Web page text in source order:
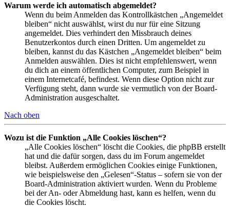
Warum werde ich automatisch abgemeldet?
Wenn du beim Anmelden das Kontrollkästchen „Angemeldet
bleiben“ nicht auswählst, wirst du nur für eine Sitzung
angemeldet. Dies verhindert den Missbrauch deines
Benutzerkontos durch einen Dritten. Um angemeldet zu
bleiben, kannst du das Kästchen „Angemeldet bleiben“ beim
Anmelden auswählen. Dies ist nicht empfehlenswert, wenn
du dich an einem öffentlichen Computer, zum Beispiel in
einem Internetcafé, befindest. Wenn diese Option nicht zur
Verfügung steht, dann wurde sie vermutlich von der Board-
Administration ausgeschaltet.
Nach oben
Wozu ist die Funktion „Alle Cookies löschen“?
„Alle Cookies löschen“ löscht die Cookies, die phpBB erstellt
hat und die dafür sorgen, dass du im Forum angemeldet
bleibst. Außerdem ermöglichen Cookies einige Funktionen,
wie beispielsweise den „Gelesen“-Status – sofern sie von der
Board-Administration aktiviert wurden. Wenn du Probleme
bei der An- oder Abmeldung hast, kann es helfen, wenn du
die Cookies löscht.